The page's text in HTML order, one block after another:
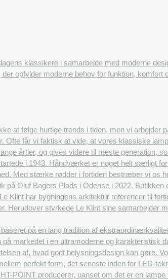
klassikere i samarbejde med moderne
opfylder moderne behov for funktion, komfort
at følge hurtige trends i tiden, men vi arbejder
Ofte får vi faktisk at vide, at vores klassiske
årtier, og gives videre til næste generation,
i 1943. Håndværket er noget helt særligt
Med stærke rødder i fortiden bestræber vi os
på Oluf Bagers Plads i Odense i 2022. Butikken
Klint har bygningens arkitektur referencer til
Herudover styrkede Le Klint sine samarbejder
på en lang tradition af
markedet i en ultramoderne og karakteristisk
af, hvad godt belysningsdesign kan gøre.
perfekt form, det seneste inden for LED-
POINT producerer, uanset om det er en lampe